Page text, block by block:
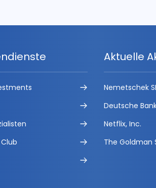
Aktuelle
Nemetschek
Deutsche
Netflix, Inc.
The Goldman